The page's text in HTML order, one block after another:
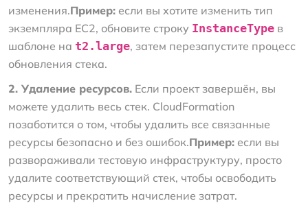
изменения.Пример: если вы хотите изменить тип
экземпляра EC2, обновите строку InstanceType в
шаблоне на t2.large, затем перезапустите процесс
обновления стека.
2. Удаление ресурсов. Если проект завершён, вы
можете удалить весь стек. CloudFormation
позаботится о том, чтобы удалить все связанные
ресурсы безопасно и без ошибок.Пример: если вы
развораживали тестовую инфраструктуру, просто
удалите соответствующий стек, чтобы освободить
ресурсы и прекратить начисление затрат.